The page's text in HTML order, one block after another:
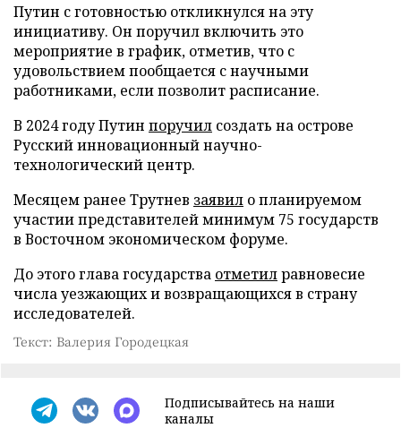
Путин с готовностью откликнулся на эту
инициативу. Он поручил включить это
мероприятие в график, отметив, что с
удовольствием пообщается с научными
работниками, если позволит расписание.
В 2024 году Путин поручил создать на острове
Русский инновационный научно-
технологический центр.
Месяцем ранее Трутнев заявил о планируемом
участии представителей минимум 75 государств
в Восточном экономическом форуме.
До этого глава государства отметилравновесие
числа уезжающих и возвращающихся в страну
исследователей.
Текст: Валерия Городецкая
Подписывайтесь на наши
каналы